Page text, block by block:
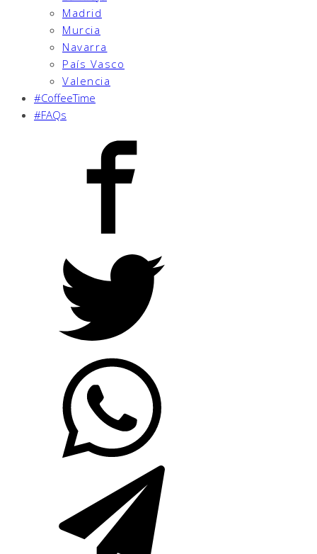
Madrid
Murcia
Navarra
País Vasco
Valencia
#CoffeeTime
#FAQs